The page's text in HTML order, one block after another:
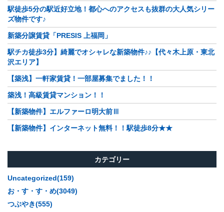
駅徒歩5分の駅近好立地！都心へのアクセスも抜群の大人気シリー
ズ物件です♪
新築分譲賃貸「PRESIS 上福岡」
駅チカ徒歩3分】綺麗でオシャレな新築物件♪♪【代々木上原・東北
沢エリア】
【築浅】一軒家賃貸！一部屋募集でました！！
築浅！高級賃貸マンション！！
【新築物件】エルファーロ明大前Ⅲ
【新築物件】インターネット無料！！駅徒歩8分★★
カテゴリー
Uncategorized(159)
お・す・す・め(3049)
つぶやき(555)